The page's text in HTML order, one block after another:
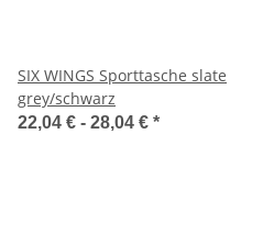
SIX WINGS Sporttasche slate
grey/schwarz
22,04 € - 28,04 € *